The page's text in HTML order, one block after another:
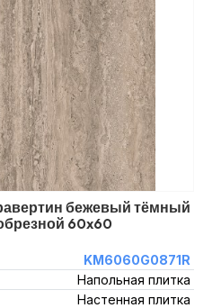
бежевый тёмный
60x60
KM6060G0871R
Напольная плитка
Настенная плитка